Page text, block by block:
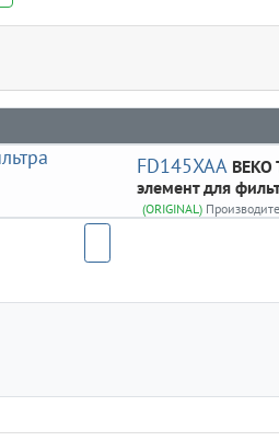
FD145XAA
элемент для
(ORIGINAL)